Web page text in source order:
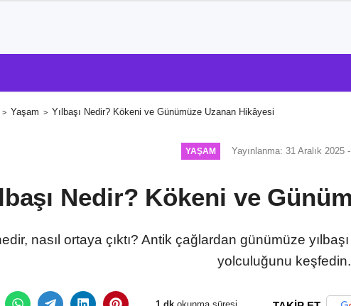
Yaşam Yılbaşı Nedir? Kökeni ve Günümüze Uzanan Hikâyesi
YAŞAM Yayınlanma: 31 Aralık 2025
Nedir? Kökeni ve
nasıl ortaya çıktı? Antik çağlardan günümüze
yolculuğunu keşfedin.